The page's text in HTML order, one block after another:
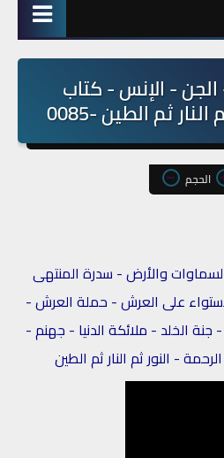
- الإنس - كتاب
ثم الطين -0085
الحجم
والأرض - سدرة المنتهى
على العرش - حملة العرش -
الخلد - ملائكة الدنيا - جهنم -
- النور ثم النار ثم الطين